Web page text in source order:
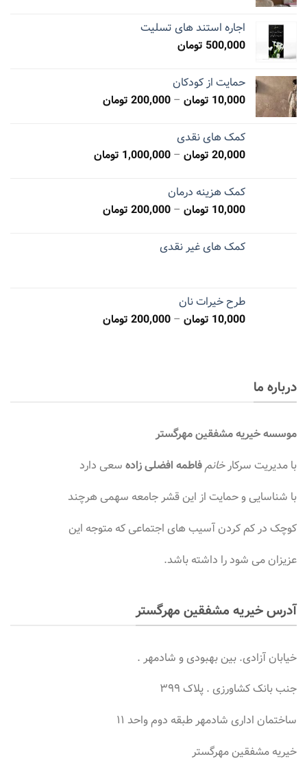
اجاره استند های تسلیت
500,000 تومان
حمایت از کودکان
10,000 تومان –
200,000 تومان
کمک های نقدی
20,000 تومان –
1,000,000 تومان
کمک هزینه درمان
10,000 تومان –
200,000 تومان
کمک های غیر نقدی
طرح خیرات نان
10,000 تومان –
200,000 تومان
درباره ما
موسسهخیریه مشفقین مهرگستر
با مدیریت سرکارخانمفاطمه افضلی زاده سعی دارد
با شناسایی و حمایت از این قشر جامعه سهمی هرچند
کوچک در کم کردن آسیب های اجتماعی که متوجه این
عزیزان می شود را داشته باشد.
آدرس خیریه مشفقین مهرگستر
خیابان آزادی. بین بهبودی و شادمهر .
جنب بانک کشاورزی . پلاک ۳۹۹
ساختمان اداری شادمهر طبقه دوم واحد ۱۱
خیریه مشفقین مهرگستر